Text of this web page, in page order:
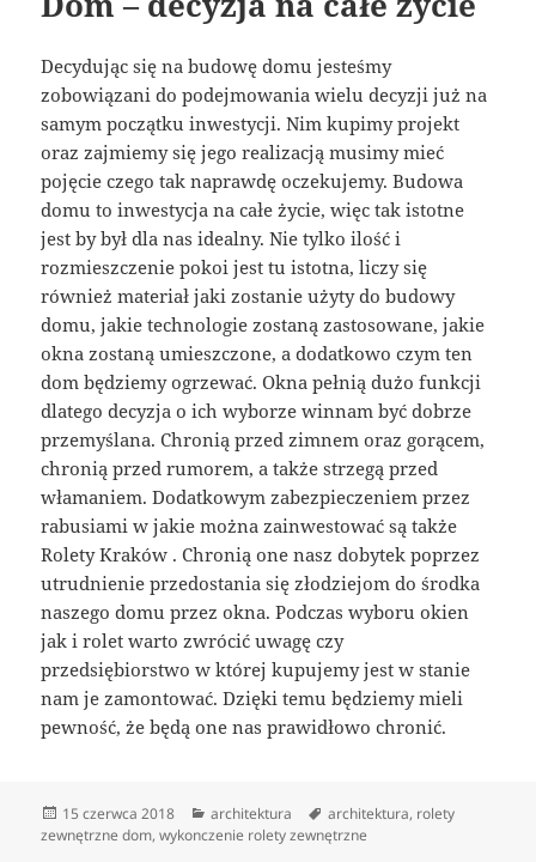
Decydując się na budowę domu jesteśmy
zobowiązani do podejmowania wielu decyzji już na
samym początku inwestycji. Nim kupimy projekt
oraz zajmiemy się jego realizacją musimy mieć
pojęcie czego tak naprawdę oczekujemy. Budowa
domu to inwestycja na całe życie, więc tak istotne
jest by był dla nas idealny. Nie tylko ilość i
rozmieszczenie pokoi jest tu istotna, liczy się
również materiał jaki zostanie użyty do budowy
domu, jakie technologie zostaną zastosowane, jakie
okna zostaną umieszczone, a dodatkowo czym ten
dom będziemy ogrzewać. Okna pełnią dużo funkcji
dlatego decyzja o ich wyborze winnam być dobrze
przemyślana. Chronią przed zimnem oraz gorącem,
chronią przed rumorem, a także strzegą przed
włamaniem. Dodatkowym zabezpieczeniem przez
rabusiami w jakie można zainwestować są także
Rolety Kraków . Chronią one nasz dobytek poprzez
utrudnienie przedostania się złodziejom do środka
naszego domu przez okna. Podczas wyboru okien
jak i rolet warto zwrócić uwagę czy
przedsiębiorstwo w której kupujemy jest w stanie
nam je zamontować. Dzięki temu będziemy mieli
pewność, że będą one nas prawidłowo chronić.
Data
publikacji
15 czerwca 2018 Kategorie
architektura Tagi
architektura, rolety
zewnętrzne dom,wykonczenie rolety zewnętrzne